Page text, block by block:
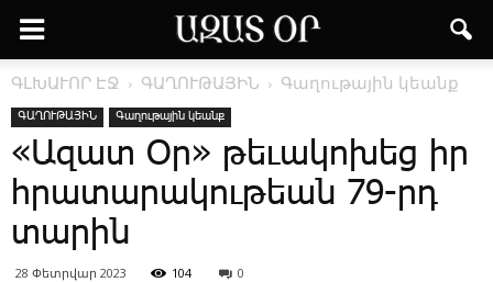
ԳԼԽԱՒՈՐ ԷՋ ԳԱՂՈՒԹԱՅԻՆ Գաղութային կեանք
ԳԱՂՈՒԹԱՅԻՆ Գաղութային կեանք
«Ազատ Օր» թեւակոխեց իր
հրատարակութեան 79-րդ
տարին
28 Փետրվար 2023 104 0